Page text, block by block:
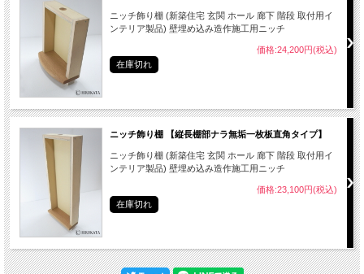
ニッチ飾り棚 (新築住宅 玄関 ホール 廊下 階段 取付用イ
ンテリア製品) 壁埋め込み造作施工用ニッチ
価格:24,200円(税込)
在庫切れ
ニッチ飾り棚 【縦長棚部ナラ無垢一枚板直角タイプ】
ニッチ飾り棚 (新築住宅 玄関 ホール 廊下 階段 取付用イ
ンテリア製品) 壁埋め込み造作施工用ニッチ
価格:23,100円(税込)
在庫切れ